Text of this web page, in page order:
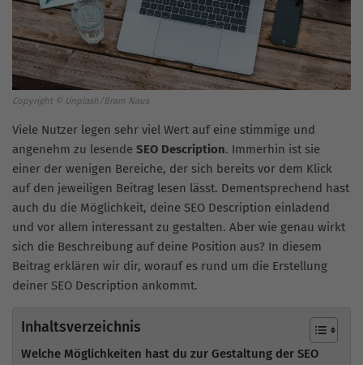
Copyright © Unplash/Bram Naus
Viele Nutzer legen sehr viel Wert auf eine stimmige und
angenehm zu lesende SEO Description. Immerhin ist sie
einer der wenigen Bereiche, der sich bereits vor dem Klick
auf den jeweiligen Beitrag lesen lässt. Dementsprechend hast
auch du die Möglichkeit, deine SEO Description einladend
und vor allem interessant zu gestalten. Aber wie genau wirkt
sich die Beschreibung auf deine Position aus? In diesem
Beitrag erklären wir dir, worauf es rund um die Erstellung
deiner SEO Description ankommt.
Inhaltsverzeichnis
Welche Möglichkeiten hast du zur Gestaltung der SEO